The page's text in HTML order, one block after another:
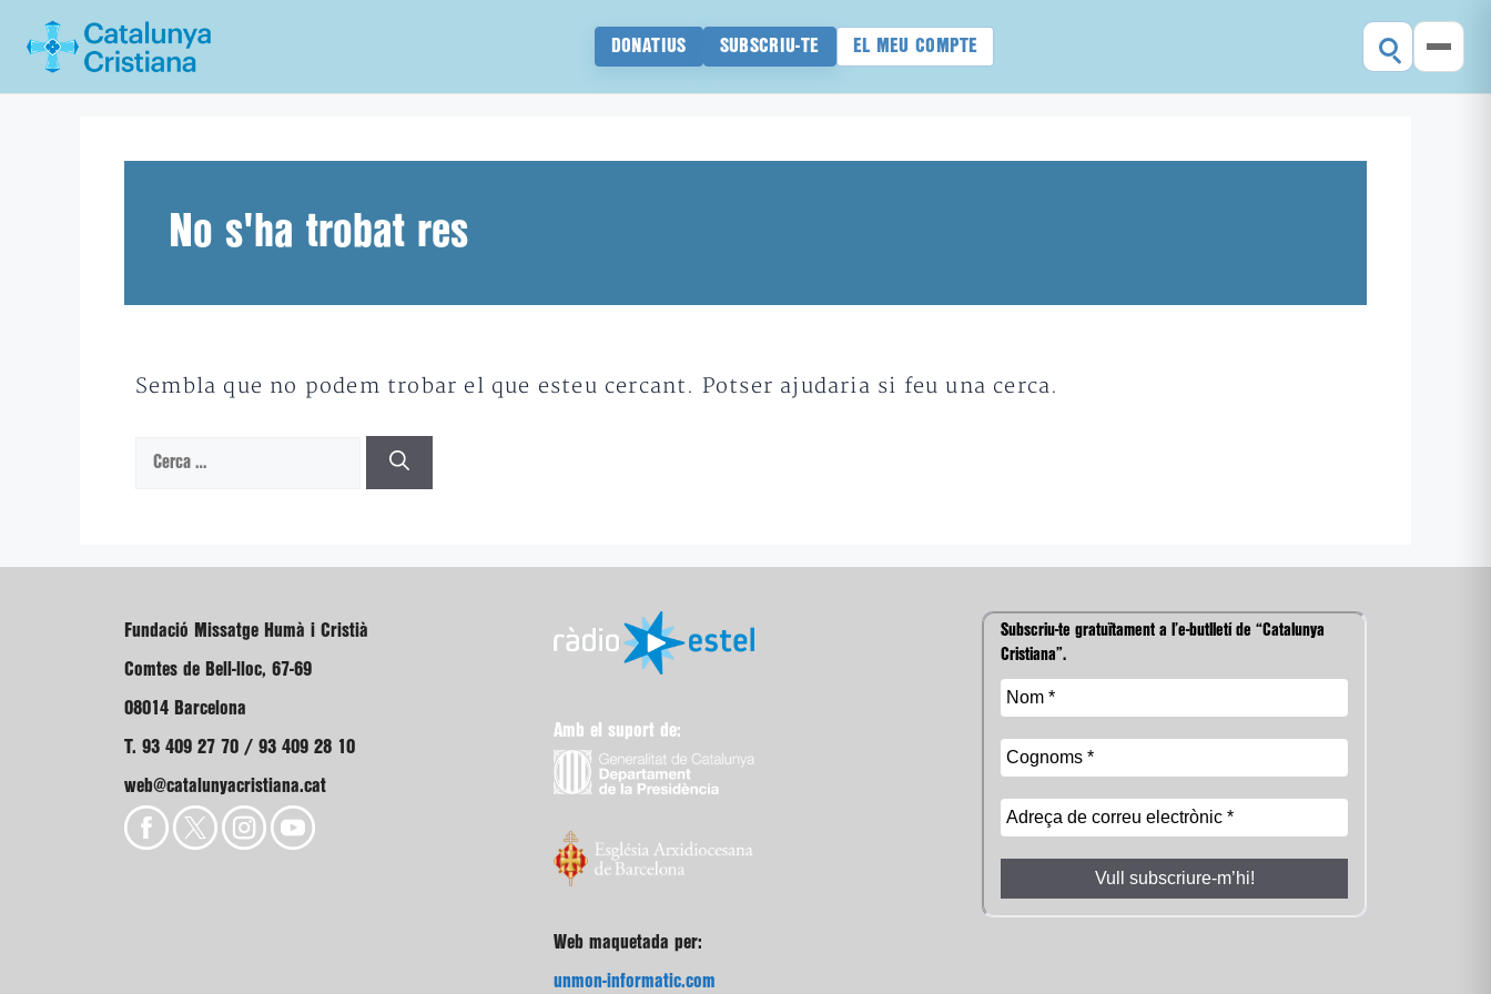
DONATIUS SUBSCRIU-TE EL MEU COMPTE
No s'ha trobat res
Sembla que no podem trobar el que esteu cercant. Potser ajudaria si feu una cerca.
Cerca:
Fundació Missatge Humà i Cristià
Comtes de Bell-lloc, 67-69
08014 Barcelona
T. 93 409 27 70 / 93 409 28 10
web@catalunyacristiana.cat
Amb el suport de:
Web maquetada per:
unmon-informatic.com
Subscriu-te gratuïtament a l’e-butlletí de “Catalunya
Cristiana”.